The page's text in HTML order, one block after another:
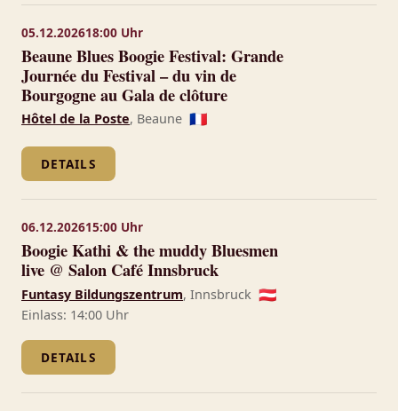
05.12.202618:00 Uhr
Beaune Blues Boogie Festival: Grande
Journée du Festival – du vin de
Bourgogne au Gala de clôture
Hôtel de la Poste, Beaune 🇫🇷
DETAILS
06.12.202615:00 Uhr
Boogie Kathi & the muddy Bluesmen
live @ Salon Café Innsbruck
Funtasy Bildungszentrum, Innsbruck 🇦🇹
Einlass: 14:00 Uhr
DETAILS